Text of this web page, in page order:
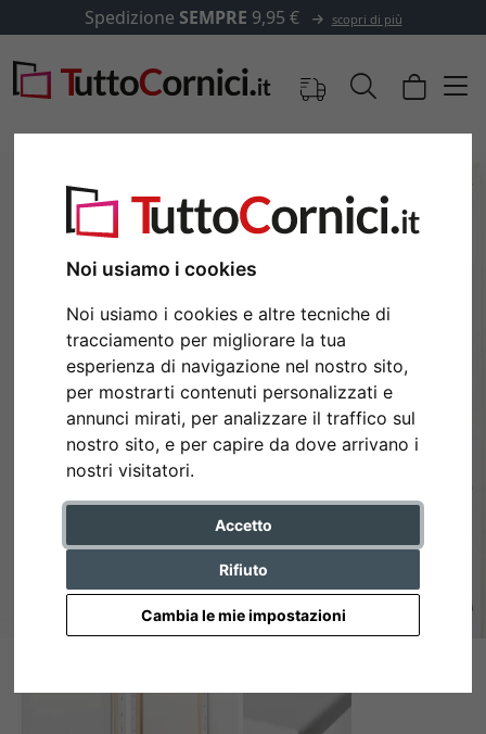
Noi usiamo i cookies
Noi usiamo i cookies e altre tecniche di
tracciamento per migliorare la tua
esperienza di navigazione nel nostro sito,
per mostrarti contenuti personalizzati e
annunci mirati, per analizzare il traffico sul
nostro sito, e per capire da dove arrivano i
nostri visitatori.
Accetto
Rifiuto
Cambia le mie impostazioni
Spedizione SEMPRE 9,95 € scopri di più
Indietro